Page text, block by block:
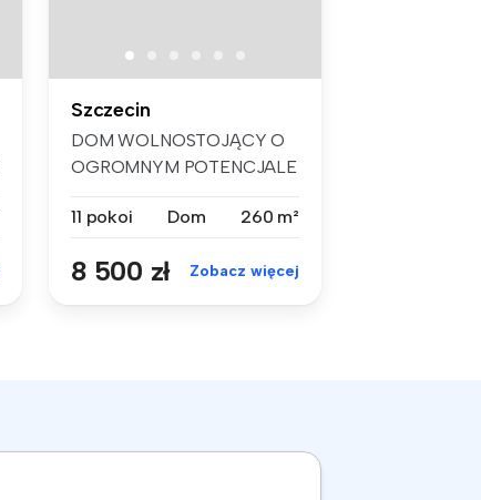
Szczecin
DOM WOLNOSTOJĄCY O
OGROMNYM POTENCJALE
11 pokoi
Dom 260 m²
8 500 zł Zobacz więcej